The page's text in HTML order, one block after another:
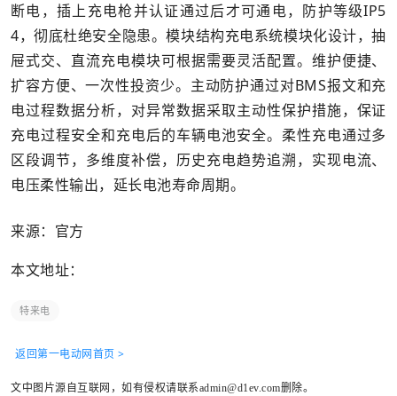
断电，插上充电枪并认证通过后才可通电，防护等级IP5
4，彻底杜绝安全隐患。模块结构充电系统模块化设计，抽
屉式交、直流充电模块可根据需要灵活配置。维护便捷、
扩容方便、一次性投资少。主动防护通过对BMS报文和充
电过程数据分析，对异常数据采取主动性保护措施，保证
充电过程安全和充电后的车辆电池安全。柔性充电通过多
区段调节，多维度补偿，历史充电趋势追溯，实现电流、
电压柔性输出，延长电池寿命周期。
来源：官方
本文地址：
特来电
返回第一电动网首页 >
文中图片源自互联网，如有侵权请联系admin@d1ev.com删除。